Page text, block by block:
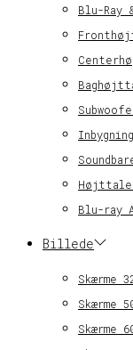
Blu-Ray
Blu-ray
Billede
Skærme
Skærme
Skærme